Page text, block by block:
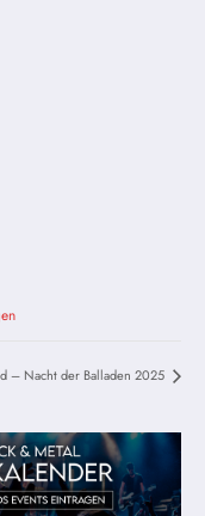
– Nacht der Balladen 2025